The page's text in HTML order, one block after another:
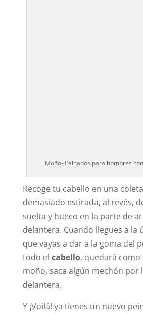
Moño- Peinados para hombres
Recoge tu cabello en una
demasiado estirada, al revés,
suelta y hueco en la parte de
delantera. Cuando llegues a la
que vayas a dar a la goma del
todo el cabello, quedará
moño, saca algún mechón por
delantera.
Y ¡Voilá! ya tienes un nuevo